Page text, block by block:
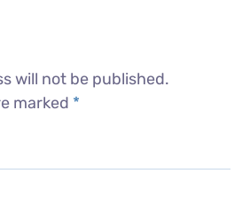
will not be published.
marked *